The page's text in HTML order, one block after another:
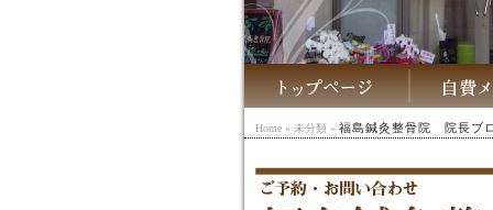
Home » 未分類 » 福島鍼灸整骨院 院長ブ